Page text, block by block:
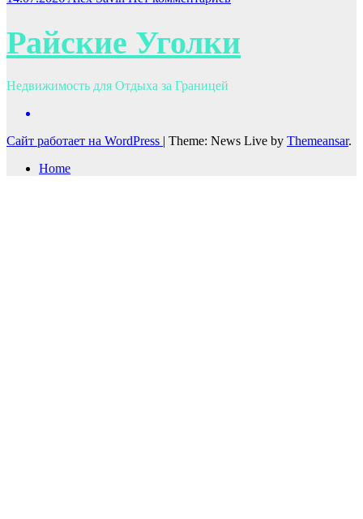
Райские Уголки
Недвижимость для Отдыха за Границей
Сайт работает на WordPress | Theme: News Live by Themeansar.
Home